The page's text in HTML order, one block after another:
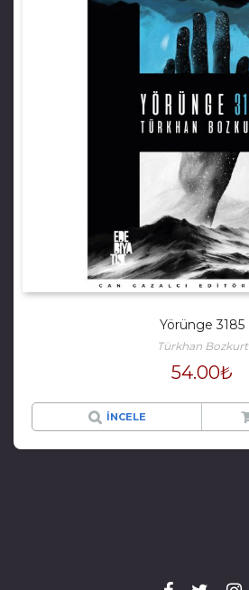
Yörünge 3185
Türkhan Bozkurt
54.00₺
İNCELE